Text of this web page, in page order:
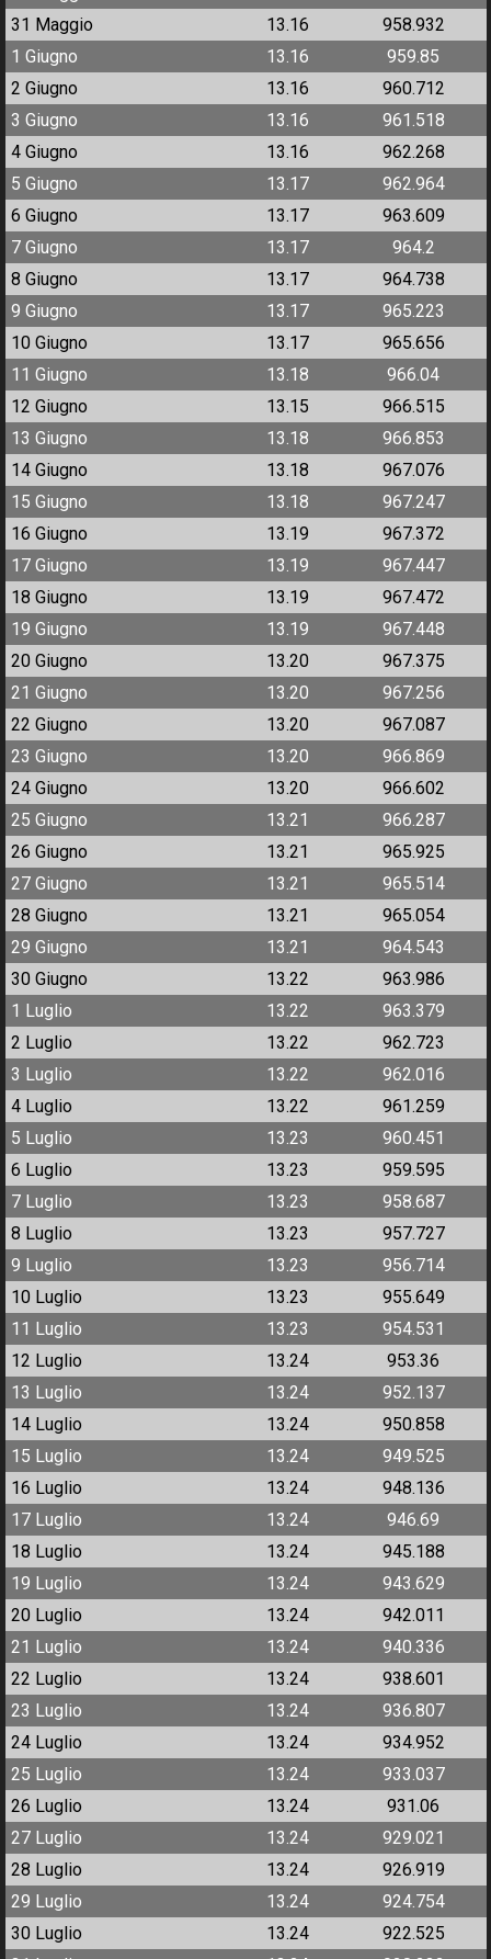
31 Maggio
13.16
958.932
1 Giugno
13.16
959.85
2 Giugno
13.16
960.712
3 Giugno
13.16
961.518
4 Giugno
13.16
962.268
5 Giugno
13.17
962.964
6 Giugno
13.17
963.609
7 Giugno
13.17
964.2
8 Giugno
13.17
964.738
9 Giugno
13.17
965.223
10 Giugno
13.17
965.656
11 Giugno
13.18
966.04
12 Giugno
13.15
966.515
13 Giugno
13.18
966.853
14 Giugno
13.18
967.076
15 Giugno
13.18
967.247
16 Giugno
13.19
967.372
17 Giugno
13.19
967.447
18 Giugno
13.19
967.472
19 Giugno
13.19
967.448
20 Giugno
13.20
967.375
21 Giugno
13.20
967.256
22 Giugno
13.20
967.087
23 Giugno
13.20
966.869
24 Giugno
13.20
966.602
25 Giugno
13.21
966.287
26 Giugno
13.21
965.925
27 Giugno
13.21
965.514
28 Giugno
13.21
965.054
29 Giugno
13.21
964.543
30 Giugno
13.22
963.986
1 Luglio
13.22
963.379
2 Luglio
13.22
962.723
3 Luglio
13.22
962.016
4 Luglio
13.22
961.259
5 Luglio
13.23
960.451
6 Luglio
13.23
959.595
7 Luglio
13.23
958.687
8 Luglio
13.23
957.727
9 Luglio
13.23
956.714
10 Luglio
13.23
955.649
11 Luglio
13.23
954.531
12 Luglio
13.24
953.36
13 Luglio
13.24
952.137
14 Luglio
13.24
950.858
15 Luglio
13.24
949.525
16 Luglio
13.24
948.136
17 Luglio
13.24
946.69
18 Luglio
13.24
945.188
19 Luglio
13.24
943.629
20 Luglio
13.24
942.011
21 Luglio
13.24
940.336
22 Luglio
13.24
938.601
23 Luglio
13.24
936.807
24 Luglio
13.24
934.952
25 Luglio
13.24
933.037
26 Luglio
13.24
931.06
27 Luglio
13.24
929.021
28 Luglio
13.24
926.919
29 Luglio
13.24
924.754
30 Luglio
13.24
922.525